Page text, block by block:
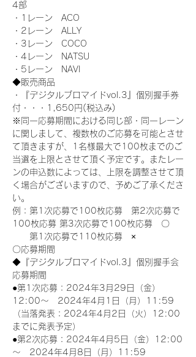
4部
・1レーン　ACO
・2レーン　ALLY
・3レーン　COCO
・4レーン　NATSU
・5レーン　NAVI
◆販売商品
・『デジタルブロマイドvol.3』個別握手券
付・・・1,650円(税込み)
※同一応募期間における同じ部・同一レーン
に関しまして、複数枚のご応募を可能とさせ
て頂きますが、1名様最大で100枚までのご
当選を上限とさせて頂く予定です。またレー
ンの申込数によっては、上限を調整させて頂
く場合がございますので、予めご了承くださ
い。
例：第1次応募で100枚応募　第2次応募で
100枚応募 第3次応募で100枚応募　〇
第1次応募で110枚応募　×
〇応募期間
◆『デジタルブロマイドvol.3』個別握手会
応募期間
●第1次応募：2024年3月29日（金）
12:00～　2024年4月1日（月）11:59
（当落発表：2024年4月2日（火）12:00
までに発表予定）
●第2次応募：2024年4月5日（金）12:00
～　2024年4月8日（月）11:59